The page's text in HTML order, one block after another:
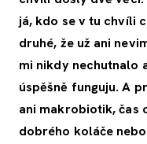
já, kdo se v tu chvíli
druhé, že už ani
mi nikdy nechutnalo
úspěšně funguju. A
ani makrobiotik, čas
dobrého koláče